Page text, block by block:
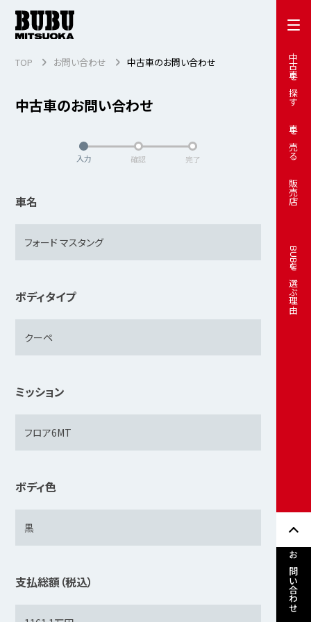
中古車を探す
車を売る
販売店
BUBUを選ぶ理由
お問い合わせ
中古車のお問い合わせ
TOP お問い合わせ 中古車のお問い合わせ
入力 確認 完了
車名
ボディタイプ
ミッション
ボディ色
支払総額（税込）